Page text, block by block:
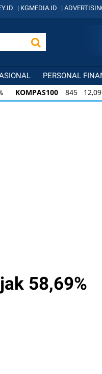
| KGMEDIA.ID |
PERSONAL
845 12,09
LQ45 640 9,44
58,69%